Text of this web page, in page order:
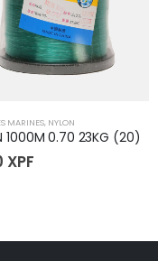
MARINES, NYLON
1000M 0.70 23KG (20)
XPF